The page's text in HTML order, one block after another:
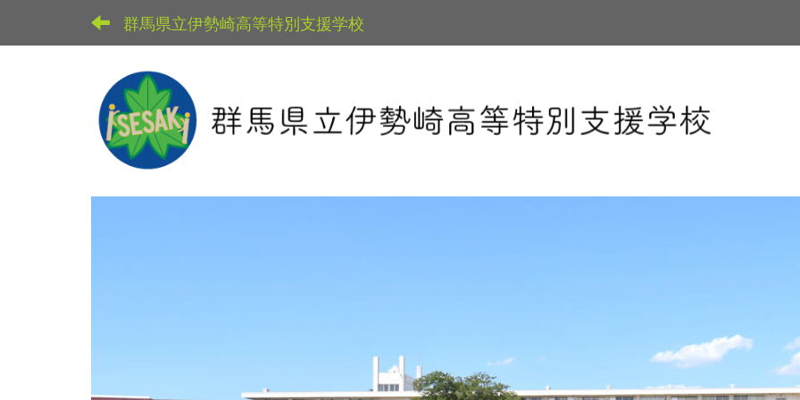
群馬県立伊勢崎高等特別支援学校